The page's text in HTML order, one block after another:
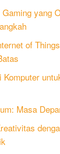
yang
of
Komputer
Masa